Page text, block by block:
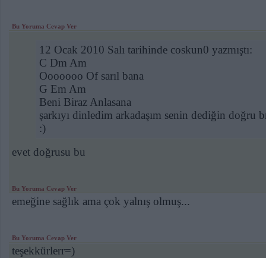
Bu Yoruma Cevap Ver
12 Ocak 2010 Salı tarihinde coskun0 yazmıştı:
C Dm Am
Ooooooo Of sarıl bana
G Em Am
Beni Biraz Anlasana
şarkıyı dinledim arkadaşım senin dediğin doğru
:)
evet doğrusu bu
Bu Yoruma Cevap Ver
emeğine sağlık ama çok yalnış olmuş...
Bu Yoruma Cevap Ver
teşekkürlerr=)